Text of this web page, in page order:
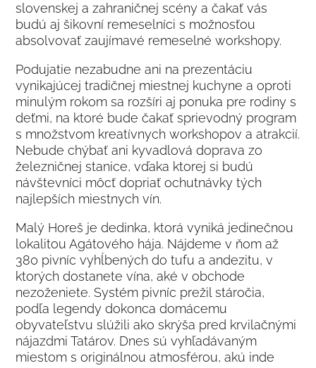
slovenskej a zahraničnej scény a čakať vás
budú aj šikovní remeselníci s možnosťou
absolvovať zaujímavé remeselné workshopy.
Podujatie nezabudne ani na prezentáciu
vynikajúcej tradičnej miestnej kuchyne a oproti
minulým rokom sa rozšíri aj ponuka pre rodiny s
deťmi, na ktoré bude čakať sprievodný program
s množstvom kreatívnych workshopov a atrakcií.
Nebude chýbať ani kyvadlová doprava zo
železničnej stanice, vďaka ktorej si budú
návštevníci môcť dopriať ochutnávky tých
najlepších miestnych vín.
Malý Horeš je dedinka, ktorá vyniká jedinečnou
lokalitou Agátového hája. Nájdeme v ňom až
380 pivníc vyhĺbených do tufu a andezitu, v
ktorých dostanete vína, aké v obchode
nezoženiete. Systém pivníc prežil stáročia,
podľa legendy dokonca domácemu
obyvateľstvu slúžili ako skrýša pred krvilačnými
nájazdmi Tatárov. Dnes sú vyhľadávaným
miestom s originálnou atmosférou, akú inde